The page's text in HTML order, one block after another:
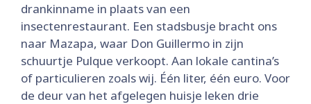
drankinname in plaats van een
insectenrestaurant. Een stadsbusje bracht ons
naar Mazapa, waar Don Guillermo in zijn
schuurtje Pulque verkoopt. Aan lokale cantina’s
of particulieren zoals wij. Één liter, één euro. Voor
de deur van het afgelegen huisje leken drie